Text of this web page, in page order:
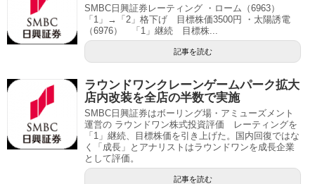
SMBC日興証券レーティング ・ローム（6963）
「1」→「2」格下げ 目標株価3500円 ・太陽誘電
（6976） 「1」継続 目標株...
記事を読む
ラウンドワンクレーンゲームパーク拡大
店内改装を全店の半数で実施
SMBC日興証券はボーリング場・アミューズメント
運営の ラウンドワン株式投資評価 レーティングを
「1」継続、目標株価を引き上げた。国内回復ではな
く「成長」とアナリストはラウンドワンを成長企業
として評価。
記事を読む